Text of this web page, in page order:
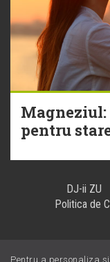
pentru
DJ-ii ZU
Politica de
Pentru a personaliza